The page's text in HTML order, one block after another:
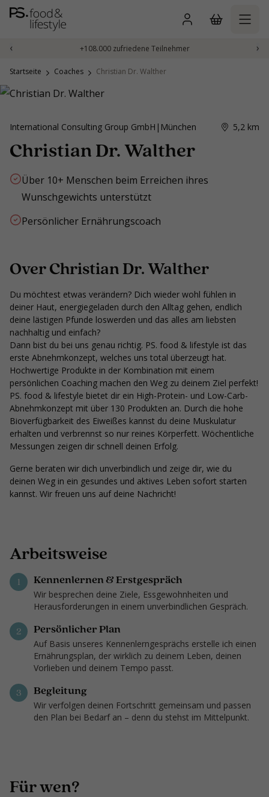
Zum
Inhalt
springen
‹ +108.000 zufriedene Teilnehmer ›
Startseite Coaches Christian Dr. Walther
International Consulting Group GmbH | München 5,2 km
Christian Dr. Walther
Über 10+ Menschen beim Erreichen ihres
Wunschgewichts unterstützt
Persönlicher Ernährungscoach
Over Christian Dr. Walther
Du möchtest etwas verändern? Dich wieder wohl fühlen in
deiner Haut, energiegeladen durch den Alltag gehen, endlich
deine lästigen Pfunde loswerden und das alles am liebsten
nachhaltig und einfach?
Dann bist du bei uns genau richtig. PS. food & lifestyle ist das
erste Abnehmkonzept, welches uns total überzeugt hat.
Hochwertige Produkte in der Kombination mit einem
persönlichen Coaching machen den Weg zu deinem Ziel perfekt!
PS. food & lifestyle bietet dir ein High-Protein- und Low-Carb-
Abnehmkonzept mit über 130 Produkten an. Durch die hohe
Bioverfügbarkeit des Eiweißes kannst du deine Muskulatur
erhalten und verbrennst so nur reines Körperfett. Wöchentliche
Messungen zeigen dir schnell deinen Erfolg.
Gerne beraten wir dich unverbindlich und zeige dir, wie du
deinen Weg in ein gesundes und aktives Leben sofort starten
kannst. Wir freuen uns auf deine Nachricht!
Arbeitsweise
1 Kennenlernen & Erstgespräch
Wir besprechen deine Ziele, Essgewohnheiten und
Herausforderungen in einem unverbindlichen Gespräch.
2 Persönlicher Plan
Auf Basis unseres Kennenlerngesprächs erstelle ich einen
Ernährungsplan, der wirklich zu deinem Leben, deinen
Vorlieben und deinem Tempo passt.
3 Begleitung
Wir verfolgen deinen Fortschritt gemeinsam und passen
den Plan bei Bedarf an – denn du stehst im Mittelpunkt.
Für wen?